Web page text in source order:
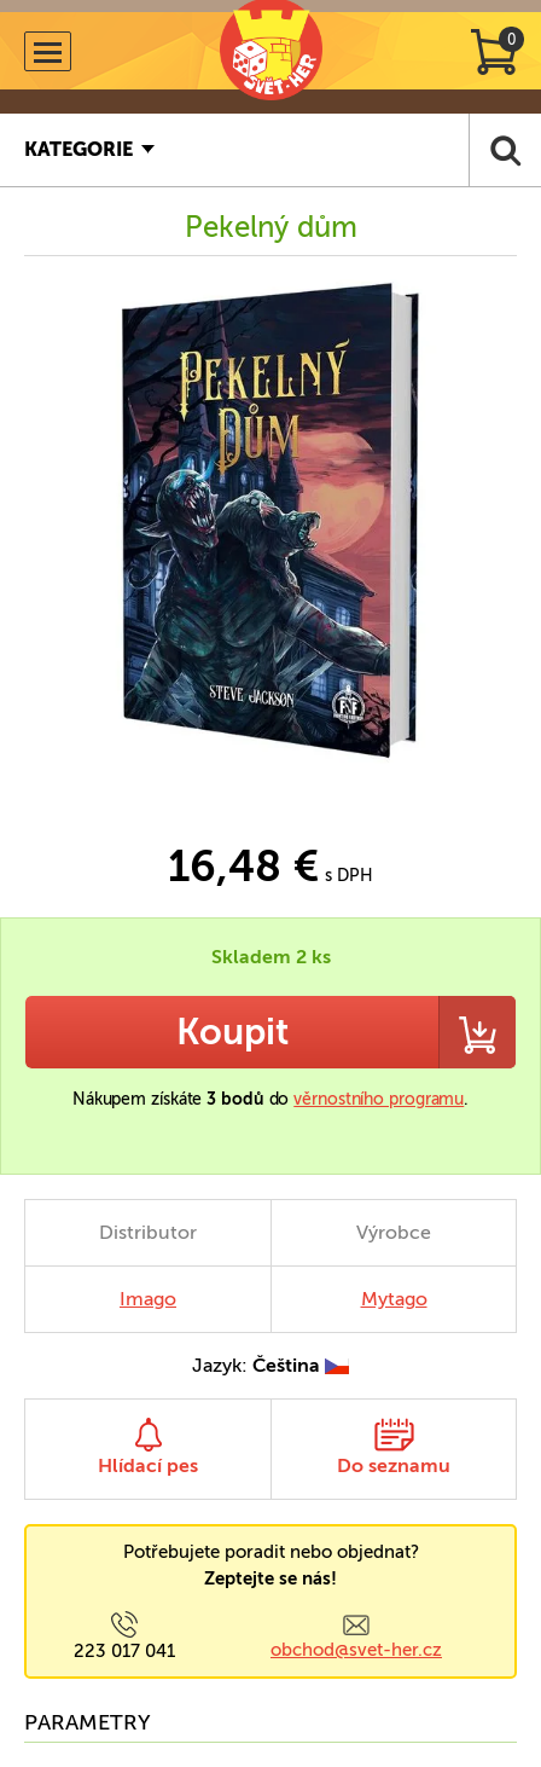
0
KATEGORIE
Pekelný dům
16,48 € s DPH
Skladem 2 ks
Koupit
Nákupem získáte3 bodů dověrnostního programu.
Distributor Výrobce
Imago Mytago
Jazyk: Čeština
Hlídací pes Do seznamu
Potřebujete poradit nebo objednat?
Zeptejte se nás!
223 017 041 obchod@svet-her.cz
PARAMETRY